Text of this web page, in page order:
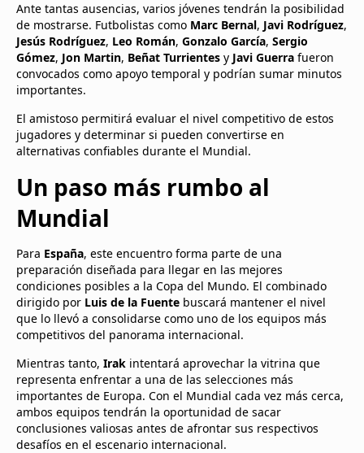
Ante tantas ausencias, varios jóvenes tendrán la posibilidad
de mostrarse. Futbolistas como Marc Bernal, Javi Rodríguez,
Jesús Rodríguez, Leo Román, Gonzalo García, Sergio
Gómez, Jon Martin, Beñat Turrientes y Javi Guerra fueron
convocados como apoyo temporal y podrían sumar minutos
importantes.
El amistoso permitirá evaluar el nivel competitivo de estos
jugadores y determinar si pueden convertirse en
alternativas confiables durante el Mundial.
Un paso más rumbo al
Mundial
Para España, este encuentro forma parte de una
preparación diseñada para llegar en las mejores
condiciones posibles a la Copa del Mundo. El combinado
dirigido por Luis de la Fuente buscará mantener el nivel
que lo llevó a consolidarse como uno de los equipos más
competitivos del panorama internacional.
Mientras tanto, Irak intentará aprovechar la vitrina que
representa enfrentar a una de las selecciones más
importantes de Europa. Con el Mundial cada vez más cerca,
ambos equipos tendrán la oportunidad de sacar
conclusiones valiosas antes de afrontar sus respectivos
desafíos en el escenario internacional.